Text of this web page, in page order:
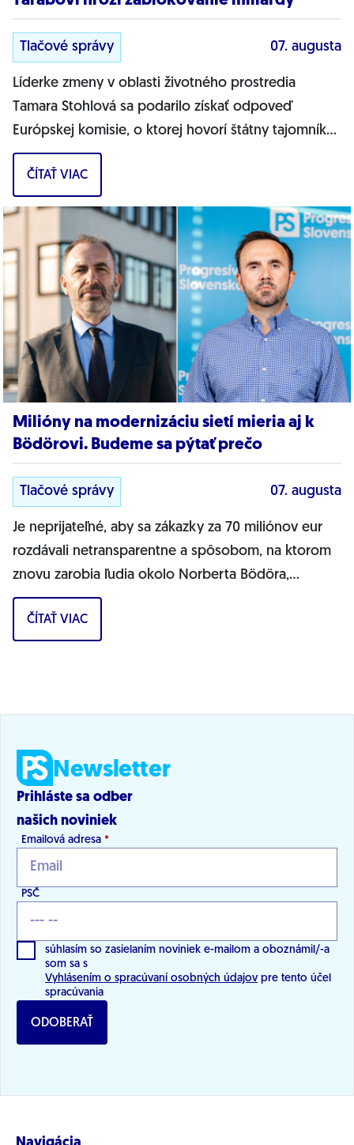
Tlačové správy 07. augusta
Líderke zmeny v oblasti životného prostredia
Tamara Stohlová sa podarilo získať odpoveď
Európskej komisie, o ktorej hovorí štátny tajomník
MŽP Filip Kuffa. Môžem jednoznačne...
ČÍTAŤ VIAC
Milióny na modernizáciu sietí mieria aj k
Bödörovi. Budeme sa pýtať prečo
Tlačové správy 07. augusta
Je neprijateľné, aby sa zákazky za 70 miliónov eur
rozdávali netransparentne a spôsobom, na ktorom
znovu zarobia ľudia okolo Norberta Bödöra,
povedal podpredseda Progresívneho Slovenska a...
ČÍTAŤ VIAC
Newsletter
Prihláste sa odber
našich noviniek
Emailová adresa *
PSČ
súhlasím so zasielaním noviniek e-mailom a oboznámil/-a
som sa s
Vyhlásením o spracúvaní osobných údajov pre tento účel
spracúvania
ODOBERAŤ